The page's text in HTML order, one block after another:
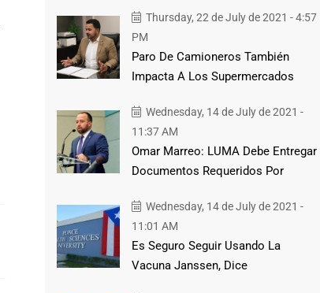
Thursday, 22 de July de 2021 - 4:57
PM
Paro De Camioneros También
Impacta A Los Supermercados
Wednesday, 14 de July de 2021 -
11:37 AM
Omar Marreo: LUMA Debe Entregar
Documentos Requeridos Por
Wednesday, 14 de July de 2021 -
11:01 AM
Es Seguro Seguir Usando La
Vacuna Janssen, Dice